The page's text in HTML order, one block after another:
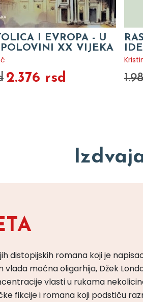
I EVROPA - U
POLOVINI XX VIJEKA
2.376 rsd
distopijskih romana koji je
vlada moćna oligarhija, Džek
vlasti u rukama
fikcije i romana koji podstiču